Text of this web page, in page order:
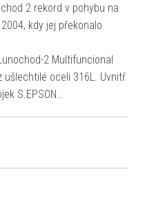
2 rekord v pohybu na
kdy jej překonalo
2 Multifuncional
ušlechtilé oceli 316L. Uvnitř
S.EPSON…